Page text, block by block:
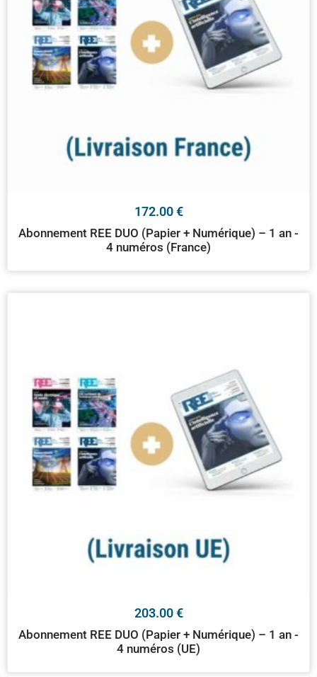
172.00€
Abonnement REE DUO (Papier + Numérique) – 1 an -
4 numéros (France)
203.00€
Abonnement REE DUO (Papier + Numérique) – 1 an -
4 numéros (UE)